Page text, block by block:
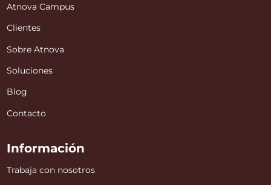
Atnova Campus
Clientes
Sobre Atnova
Soluciones
Blog
Contacto
Información
Trabaja con nosotros